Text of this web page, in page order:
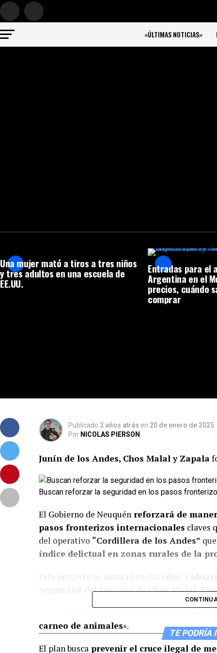
«ÚLTIMAS NOTICIAS»
Una mujer mató a tiros a tres niños
y tres adultos en una escuela de
EE.UU.
Entradas para el
Argentina en el
precios, cuándo
comprar
Publicado 2 años atrás en 20 de enero de 2025
Por NICOLAS PIERSON
Junín de los Andes, Chos Malal y Zapala
Buscan reforzar la seguridad en los pasos
El Gobierno de Neuquén reforzará de
pasos fronterizos internacionales claves
del operativo “Cordillera de los Andes”
índice delictual en zonas rurales de la
Este proyecto se anunció en Caviahue y
Seguridad del Interior de Chos Malal,
carneo de animales«.
El plan busca prevenir el cruce ilegal de
TE PODRÍA